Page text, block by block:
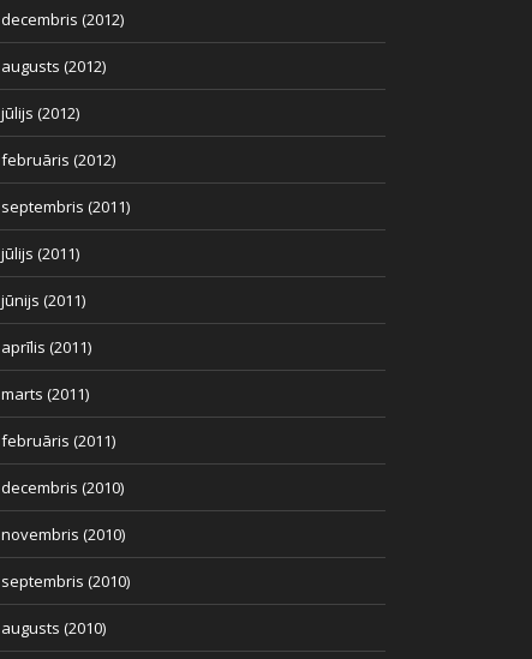
decembris (2012)
augusts (2012)
jūlijs (2012)
februāris (2012)
septembris (2011)
jūlijs (2011)
jūnijs (2011)
aprīlis (2011)
marts (2011)
februāris (2011)
decembris (2010)
novembris (2010)
septembris (2010)
augusts (2010)